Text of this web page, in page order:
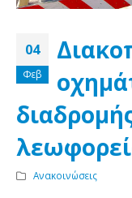
04
Φεβ
Ανακοινώσεις